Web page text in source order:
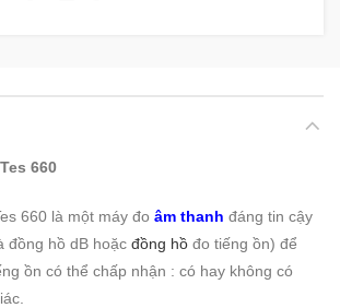
660
660 là một máy đo âm thanh đáng tin cậy
đồng hồ dB hoặc đồng hồ đo tiếng ồn) để
ồn có thể chấp nhận : có hay không có